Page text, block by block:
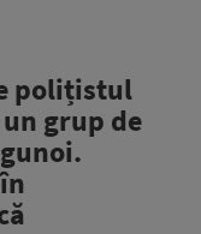
polițistul
grup de